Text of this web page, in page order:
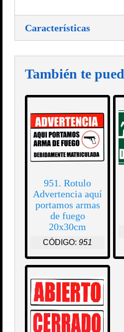
Características
También te
951. Rotulo
Advertencia aquí
portamos armas
de fuego
20x30cm
CÓDIGO: 951